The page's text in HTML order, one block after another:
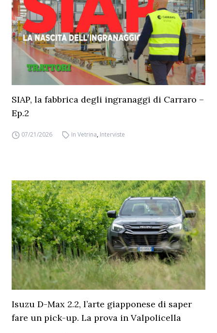
SIAP, la fabbrica degli ingranaggi di Carraro –
Ep.2
07/21/2026 In Vetrina, Interviste
Isuzu D-Max 2.2, l’arte giapponese di saper
fare un pick-up. La prova in Valpolicella